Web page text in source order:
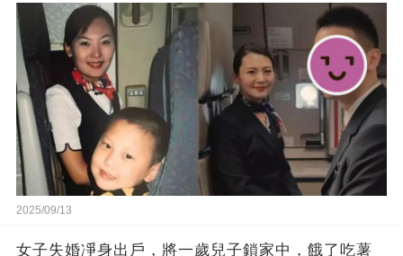
合！
2025/09/13
女子失婚凈身出戶，將一歲兒子鎖家中，餓了吃薯